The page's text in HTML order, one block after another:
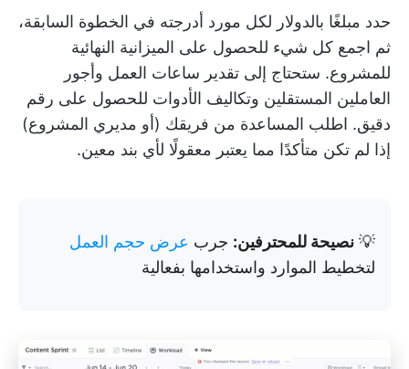
حدد مبلغًا بالدولار لكل مورد أدرجته في الخطوة السابقة،
ثم اجمع كل شيء للحصول على الميزانية النهائية
للمشروع. ستحتاج إلى تقدير ساعات العمل وأجور
العاملين المستقلين وتكاليف الأدوات للحصول على رقم
دقيق. اطلب المساعدة من فريقك (أو مديري المشروع)
إذا لم تكن متأكدًا مما يعتبر معقولًا لأي بند معين.
💡 نصيحة للمحترفين: جرب عرض حجم العمل
لتخطيط الموارد واستخدامها بفعالية